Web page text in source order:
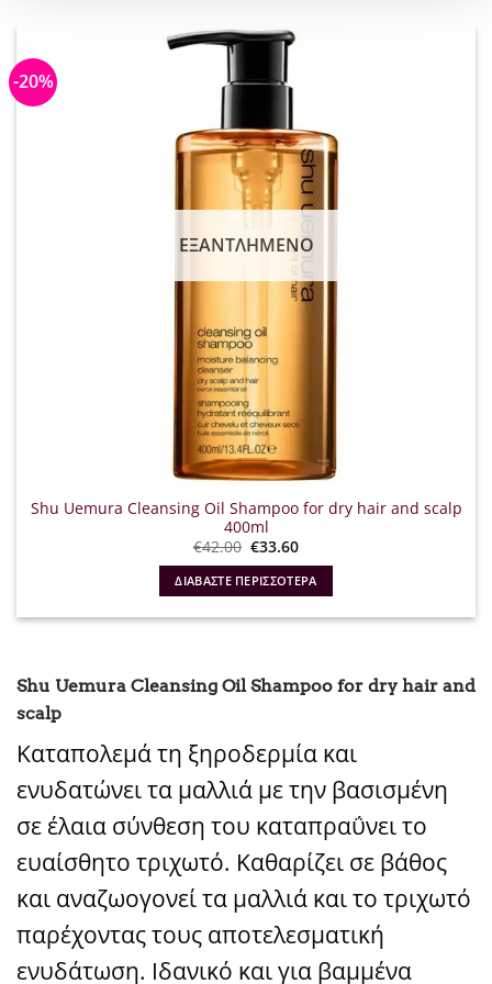
-20%
ΕΞΑΝΤΛΗΜΈΝΟ
Shu Uemura Cleansing Oil Shampoo for dry hair and scalp
400ml
€42.00 Original
was:
€42.00.
€33.60Η
τιμή
είναι:
€33.60.
ΔΙΑΒΆΣΤΕ ΠΕΡΙΣΣΌΤΕΡΑ
Shu Uemura Cleansing Oil Shampoo for dry hair and
scalp
Καταπολεμά τη ξηροδερμία και
ενυδατώνει τα μαλλιά με την βασισμένη
σε έλαια σύνθεση του καταπραΰνει το
ευαίσθητο τριχωτό. Καθαρίζει σε βάθος
και αναζωογονεί τα μαλλιά και το τριχωτό
παρέχοντας τους αποτελεσματική
ενυδάτωση. Ιδανικό και για βαμμένα